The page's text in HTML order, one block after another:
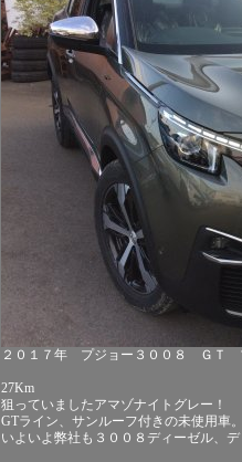
２０１７年 プジョー３００８ ＧＴ
27Km
狙っていましたアマゾナイトグレー！
GTライン、サンルーフ付きの未使用車
いよいよ弊社も３００８ディーゼル、